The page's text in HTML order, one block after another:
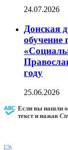
24.07.2026
Донская
обучение
году
25.06.2026
Если вы нашли
текст и нажав